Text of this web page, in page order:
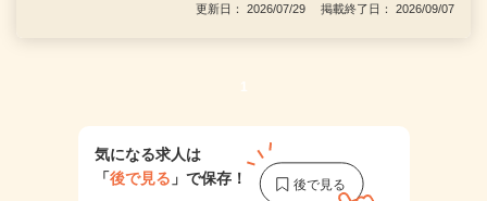
更新日： 2026/07/29 掲載終了日： 2026/09/07
1
気になる求人は
「後で見る 」で保存！